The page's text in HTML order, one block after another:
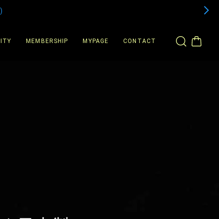
MEMBERSHIP MYPAGE CONTACT